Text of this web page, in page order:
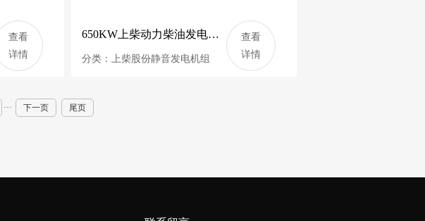
查看
详情
650KW上柴动力柴油发电机组 812.5KVA静音发电机 SC33W990D2
分类：上柴股份静音发电机组
查看
详情
··· 下一页 尾页